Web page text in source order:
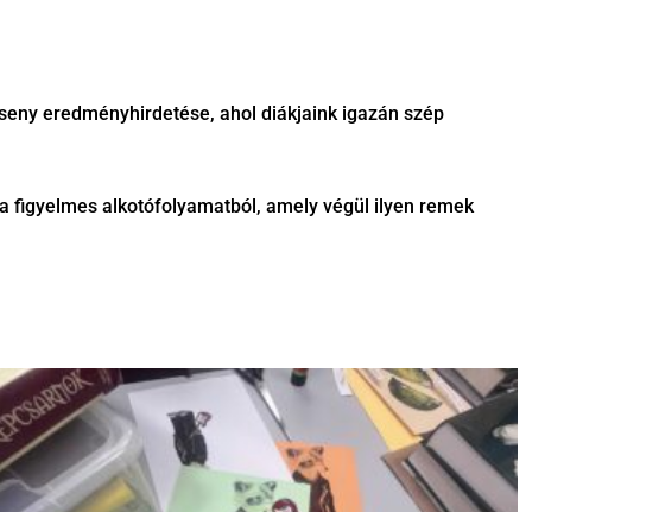
eredményhirdetése, ahol diákjaink igazán szép
figyelmes alkotófolyamatból, amely végül ilyen remek